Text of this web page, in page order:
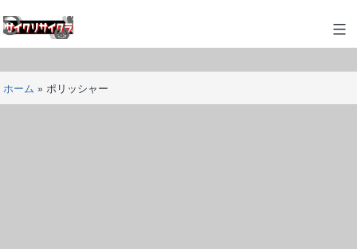
ン
テ
ツ
へ
サ
イ
ク
リ
サ
ホーム » ポリッシャー